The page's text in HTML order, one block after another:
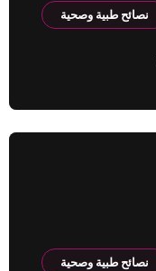
نصائح طبية وصحية
نصائح طبية وصحية